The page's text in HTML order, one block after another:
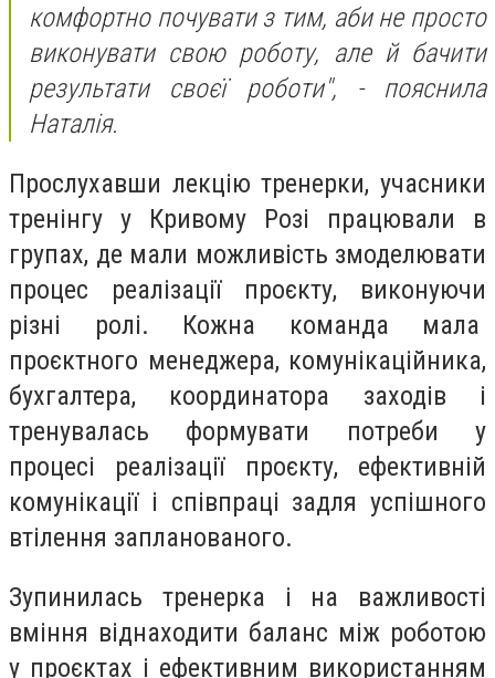
комфортно почувати з тим, аби не просто
виконувати свою роботу, але й бачити
результати своєї роботи", - пояснила
Наталія.
Прослухавши лекцію тренерки, учасники
тренінгу у Кривому Розі працювали в
групах, де мали можливість змоделювати
процес реалізації проєкту, виконуючи
різні ролі. Кожна команда мала
проєктного менеджера, комунікаційника,
бухгалтера, координатора заходів і
тренувалась формувати потреби у
процесі реалізації проєкту, ефективній
комунікації і співпраці задля успішного
втілення запланованого.
Зупинилась тренерка і на важливості
вміння віднаходити баланс між роботою
у проєктах і ефективним використанням